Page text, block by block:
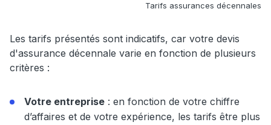
Tarifs assurances décennales
Les tarifs présentés sont indicatifs, car votre devis
d'assurance décennale varie en fonction de plusieurs
critères :
Votre entreprise : en fonction de votre chiffre
d’affaires et de votre expérience, les tarifs être plus